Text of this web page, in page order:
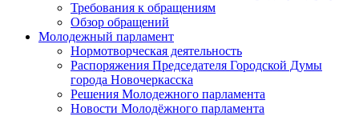
Требования к обращениям
Обзор обращений
Молодежный парламент
Нормотворческая деятельность
Распоряжения Председателя Городской Думы
города Новочеркасска
Решения Молодежного парламента
Новости Молодёжного парламента